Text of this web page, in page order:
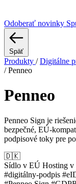
Odoberať novinky
Späť
Produkty / Digitálne
/ Penneo
Penneo
Penneo Sign je
bezpečné, EÚ-
podpisové toky pre
🇩🇰
Sídlo v EÚ Hosting v
#digitálny-podpis